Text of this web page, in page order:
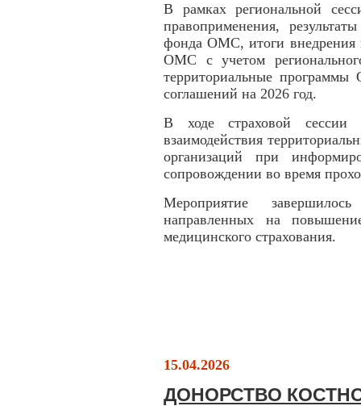
В рамках региональной
правоприменения,
фонда ОМС, итоги внедрения
ОМС с учетом
территориальные
соглашений на 2026 год.
В ходе страховой сессии
взаимодействия
организаций при
сопровождении во время
Мероприятие
направленных на
медицинского страхования.
15.04.2026
ДОНОРСТВО